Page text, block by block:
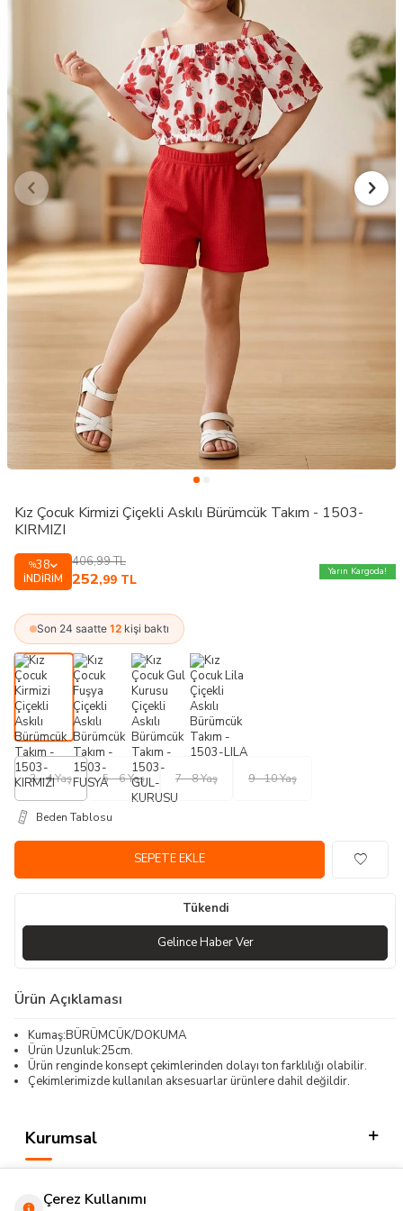
Kız Çocuk Kirmizi Çiçekli Askılı Bürümcük Takım - 1503-
KIRMIZI
%38
İNDIRIM
406,99TL
252,99 TL
Yarın Kargoda!
Son 24 saatte 12 kişi baktı
3 - 4 Yaş 5 - 6 Yaş 7 - 8 Yaş 9 - 10 Yaş
Beden Tablosu
SEPETE EKLE
Tükendi
Gelince Haber Ver
Ürün Açıklaması
Kumaş:BÜRÜMCÜK/DOKUMA
Ürün Uzunluk:25cm.
Ürün renginde konsept çekimlerinden dolayı ton farklılığı olabilir.
Çekimlerimizde kullanılan aksesuarlar ürünlere dahil değildir.
Kurumsal
Çerez Kullanımı